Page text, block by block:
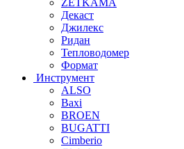
Декаст
Джилекс
Ридан
Тепловодомер
Формат
Инструмент
ALSO
Baxi
BROEN
BUGATTI
Cimberio